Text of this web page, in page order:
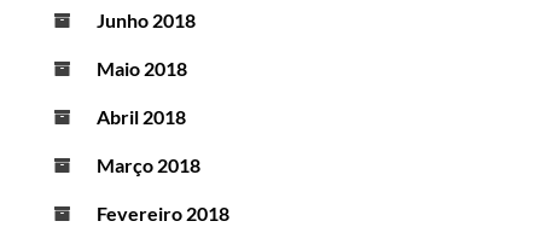
Junho 2018
Maio 2018
Abril 2018
Março 2018
Fevereiro 2018